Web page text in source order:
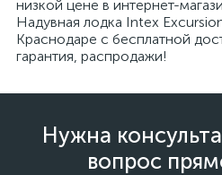
низкой цене в интернет-
Надувная лодка Intex
Краснодаре с бесплатной
гарантия, распродажи!
Нужна
вопрос